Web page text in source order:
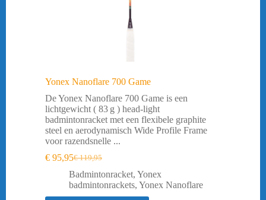
Yonex Nanoflare 700 Game
De Yonex Nanoflare 700 Game is een
lichtgewicht ( 83 g ) head‑light
badmintonracket met een flexibele graphite
steel en aerodynamisch Wide Profile Frame
voor razendsnelle ...
€119,95
Oorspronkelijke
prijs
was:
€ 119,95.
€ 95,95Huidige
prijs
is:
€ 95,95.
Badmintonracket, Yonex
badmintonrackets, Yonex Nanoflare